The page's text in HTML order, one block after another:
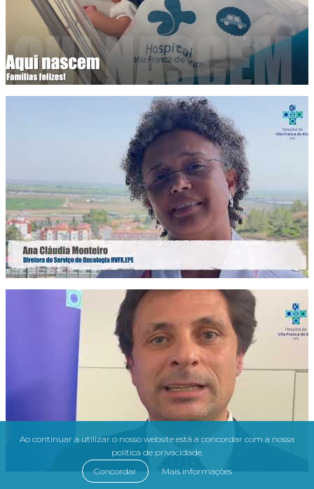
Ao continuar a utilizar o nosso website está a concordar com a nossa
política de privacidade.
Concordar
Mais informações